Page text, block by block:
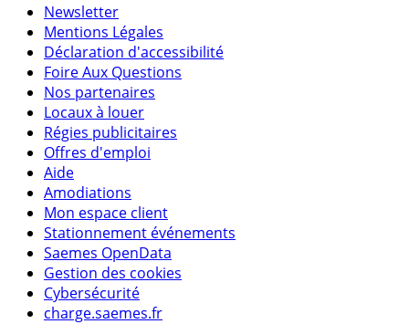
Newsletter
Mentions Légales
Déclaration d'accessibilité
Foire Aux Questions
Nos partenaires
Locaux à louer
Régies publicitaires
Offres d'emploi
Aide
Amodiations
Mon espace client
Stationnement événements
Saemes OpenData
Gestion des cookies
Cybersécurité
charge.saemes.fr